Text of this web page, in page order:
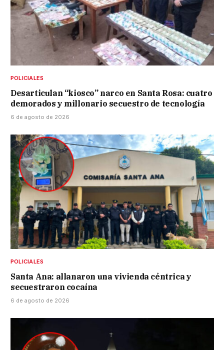
POLICIALES
Desarticulan “kiosco” narco en Santa Rosa: cuatro
demorados y millonario secuestro de tecnología
6 de agosto de 2026
POLICIALES
Santa Ana: allanaron una vivienda céntrica y
secuestraron cocaína
6 de agosto de 2026